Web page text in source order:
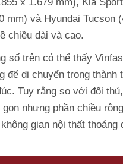
x 1.679 mm), Kia
mm) và Hyundai Tucson
chiều dài và cao.
số trên có thể thấy
để di chuyển trong thành
Tuy rằng so với đối
gọn nhưng phần chiều
gian nội thất thoáng